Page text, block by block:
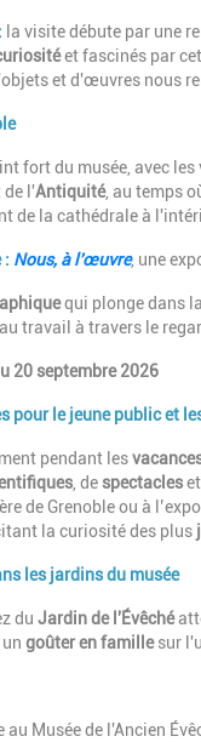
la visite débute par une
et fascinés par
et d'œuvres nous
fort du musée, avec
de l'Antiquité, au temps
de la cathédrale à
: Nous, à l'œuvre, une
qui plonge dans
travail à travers le
20 septembre 2026
pour le jeune public et
pendant les
, despectacles
de Grenoble ou à
la curiosité des plus
les jardins du musée
du Jardin de l'Évêché
goûter en famillesur
Musée de l'Ancien